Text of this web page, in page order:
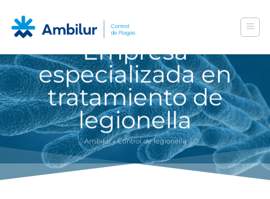
contenido
Empresa
especializada en
tratamiento de
legionella
Ambilur » Control de legionella